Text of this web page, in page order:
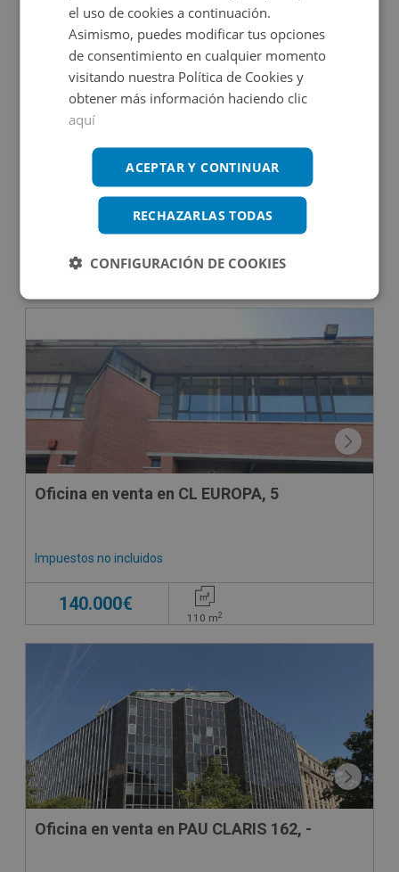
Oficina en venta en HORMIGUERAS, 167
Impuestos no incluidos
85.000€
Oficina en venta en CL EUROPA, 5
Impuestos no incluidos
140.000€
110 m2
Oficina en venta en PAU CLARIS 162, -
el uso de cookies a continuación.
Asimismo, puedes modificar tus opciones
de consentimiento en cualquier momento
visitando nuestra Política de Cookies y
obtener más información haciendo clic
aquí
ACEPTAR Y CONTINUAR
RECHAZARLAS TODAS
CONFIGURACIÓN DE COOKIES